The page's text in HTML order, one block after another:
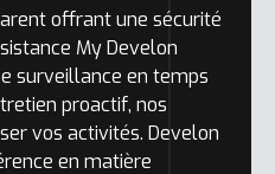
offrant une sécurité
My Develon
surveillance en temps
proactif, nos
vos activités. Develon
en matière